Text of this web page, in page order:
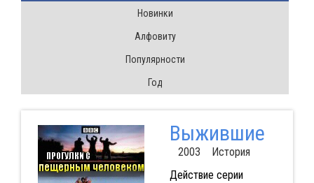
Новинки
Алфовиту
Популярности
Год
Выжившие
2003 История
Действие серии